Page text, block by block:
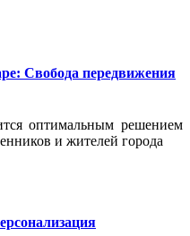
Свобода передвижения
оптимальным решением
и жителей города